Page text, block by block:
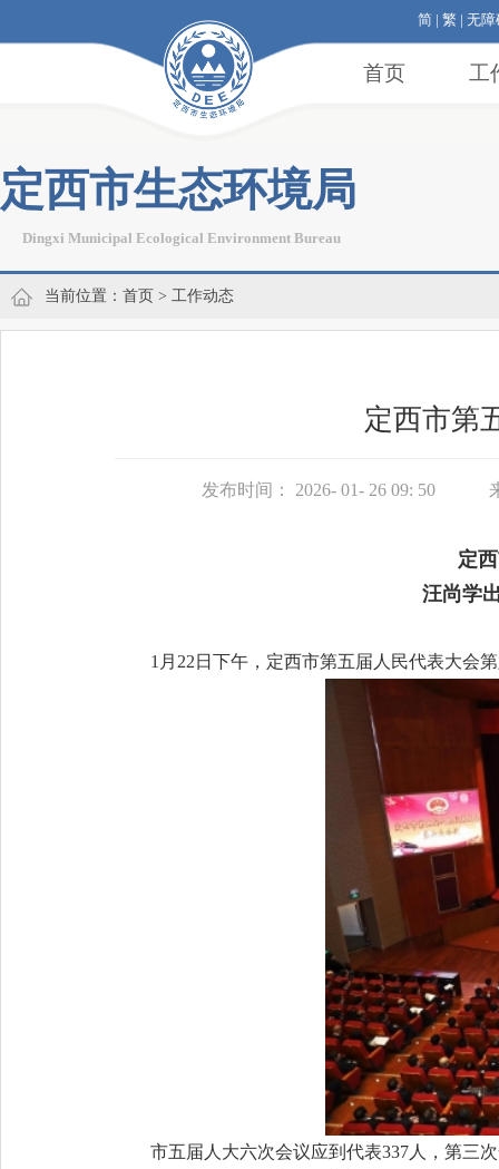
简 | 繁 | 无障
首页 工
定西市生态环境局
Dingxi Municipal Ecological Environment Bureau
当前位置： 首页 > 工作动态
定西市第
发布时间： 2026- 01- 26 09: 50
定
汪尚学
1月22日下午，定西市第五届人民代表大会
市五届人大六次会议应到代表337人，第三